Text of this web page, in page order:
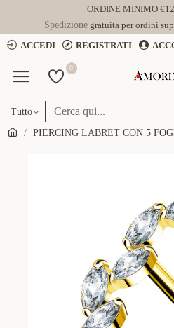
ORDINE MINIMO
Spedizionegratuita per ordini
ACCEDI
REGISTRATI
0
Tutto
PIERCING LABRET CON 5